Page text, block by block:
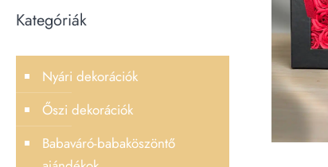
Kategóriák
Nyári dekorációk
Őszi dekorációk
Babaváró-babaköszöntő